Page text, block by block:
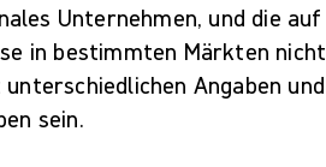
Unternehmen, und die
in bestimmten Märkten
Angaben
sein.